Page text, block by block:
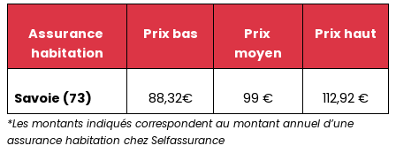
Assurance
habitation
Prix bas
Prix
moyen
Prix haut
Savoie (73) 88,32€ 99 € 112,92 €
*Les montants indiqués correspondent au montant annuel d’une
assurance habitation chez Selfassurance